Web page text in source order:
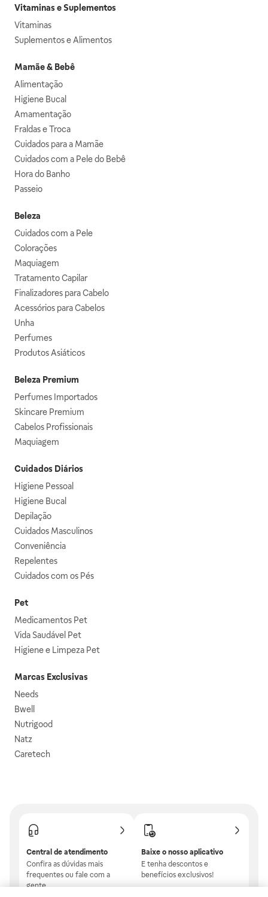
Vitaminas e Suplementos
Vitaminas
Suplementos e Alimentos
Mamãe & Bebê
Alimentação
Higiene Bucal
Amamentação
Fraldas e Troca
Cuidados para a Mamãe
Cuidados com a Pele do Bebê
Hora do Banho
Passeio
Beleza
Cuidados com a Pele
Colorações
Maquiagem
Tratamento Capilar
Finalizadores para Cabelo
Acessórios para Cabelos
Unha
Perfumes
Produtos Asiáticos
Beleza Premium
Perfumes Importados
Skincare Premium
Cabelos Profissionais
Maquiagem
Cuidados Diários
Higiene Pessoal
Higiene Bucal
Depilação
Cuidados Masculinos
Conveniência
Repelentes
Cuidados com os Pés
Pet
Medicamentos Pet
Vida Saudável Pet
Higiene e Limpeza Pet
Marcas Exclusivas
Needs
Bwell
Nutrigood
Natz
Caretech
Central de atendimento
Confira as dúvidas mais
frequentes ou fale com a
gente.
Baixe o nosso aplicativo
E tenha descontos e
benefícios exclusivos!